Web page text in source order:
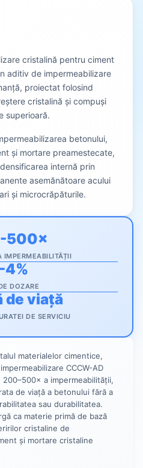
cristalină pentru ciment
aditiv de impermeabilizare
proiectat folosind
cristalină și compuși
superioară.
betonului,
și mortare preamestecate,
internă prin
asemănătoare acului
și microcrăpăturile.
500×
IMPERMEABILITĂȚII
4%
DOZARE
de viață
DE SERVICIU
materialelor cimentice,
CCCW-AD
a impermeabilității,
de viață a betonului fără a
sau durabilitatea.
ca materie primă de bază
cristaline de
și mortare cristaline